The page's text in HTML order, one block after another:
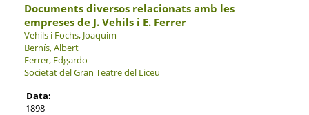
Documents diversos relacionats amb les
empreses de J. Vehils i E. Ferrer
Vehils i Fochs, Joaquim
Bernís, Albert
Ferrer, Edgardo
Societat del Gran Teatre del Liceu
Data:
1898